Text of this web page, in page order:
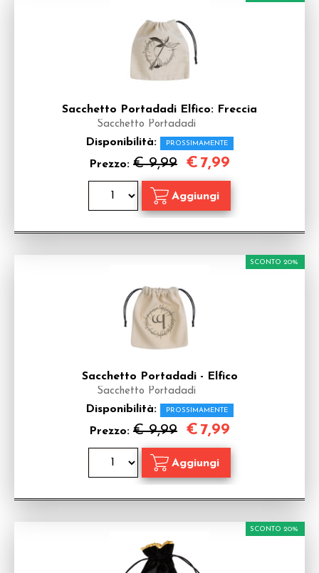
Sacchetto Portadadi Elfico: Freccia
Sacchetto Portadadi
Disponibilità: PROSSIMAMENTE
Prezzo: € 9,99 € 7,99
Sacchetto Portadadi - Elfico
Sacchetto Portadadi
Disponibilità: PROSSIMAMENTE
Prezzo: € 9,99
SCONTO 20%
€ 7,99
SCONTO 20%